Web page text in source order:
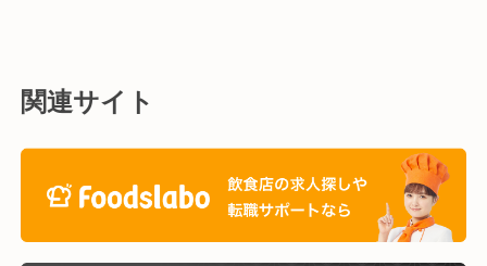
関連サイト